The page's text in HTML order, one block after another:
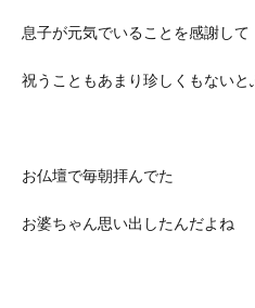
息子が元気でいることを感謝して
祝うこともあまり珍しくもないと
お仏壇で毎朝拝んでた
お婆ちゃん思い出したんだよね